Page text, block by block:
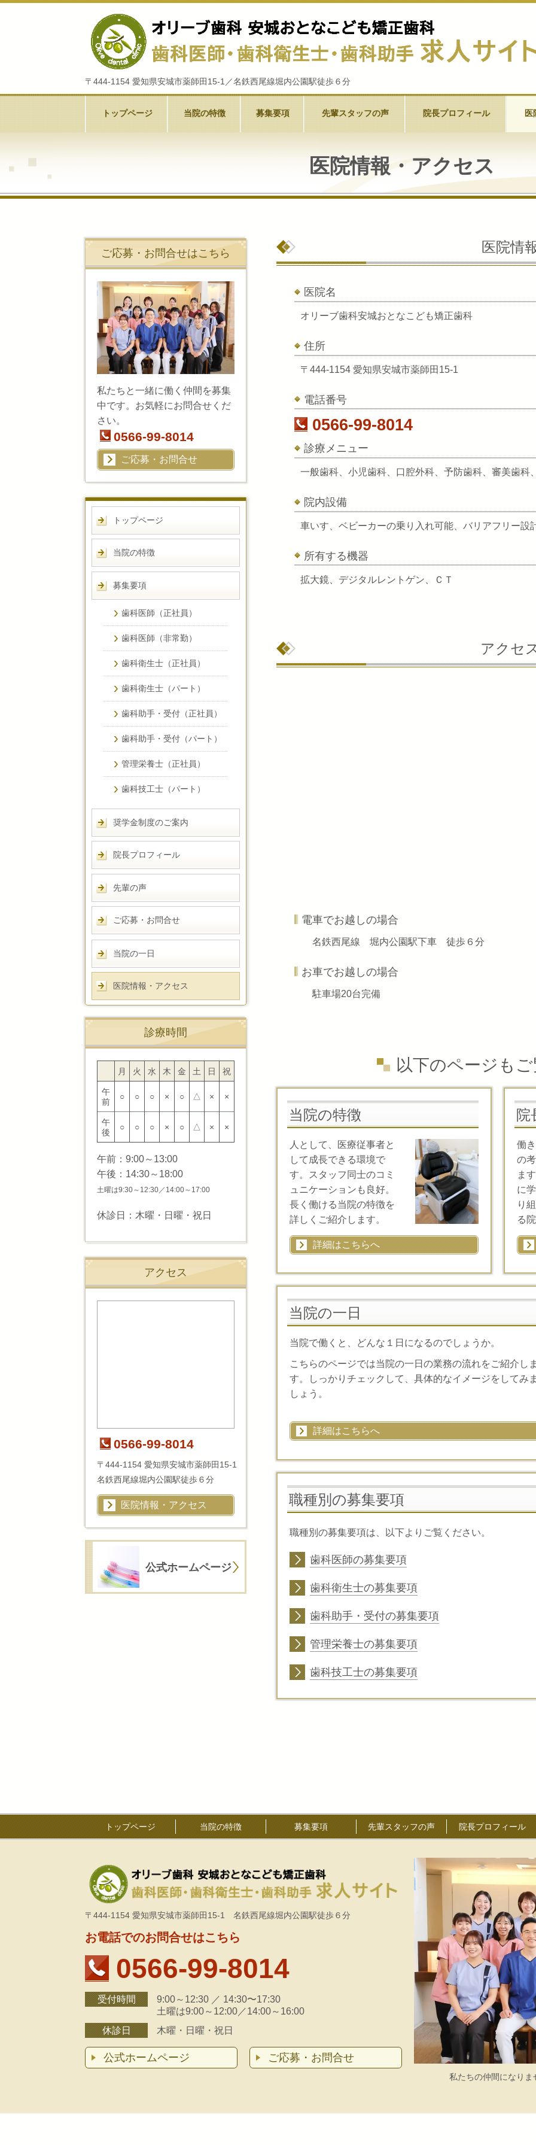
〒444-1154 愛知県安城市薬師田15-1／名鉄西尾線堀内公園駅徒歩６分
トップページ 当院の特徴 募集要項 先輩スタッフの声 院長プロフィール 医
医院情報・アクセス
医院情
医院名
オリーブ歯科安城おとなこども矯正歯科
住所
〒444-1154 愛知県安城市薬師田15-1
電話番号
0566-99-8014
診療メニュー
一般歯科、小児歯科、口腔外科、予防歯科、審美歯科
院内設備
車いす、ベビーカーの乗り入れ可能、バリアフリー設
所有する機器
拡大鏡、デジタルレントゲン、ＣＴ
アクセ
電車でお越しの場合
名鉄西尾線 堀内公園駅下車 徒歩６分
お車でお越しの場合
駐車場20台完備
以下のページも
当院の特徴
人として、医療従事者と
して成長できる環境で
す。スタッフ同士のコミ
ュニケーションも良好。
長く働ける当院の特徴を
詳しくご紹介します。
詳細はこちらへ
院
働
の
ま
に
り
る
当院の一日
当院で働くと、どんな１日になるのでしょうか。
こちらのページでは当院の一日の業務の流れをご紹介し
す。しっかりチェックして、具体的なイメージをしてみ
しょう。
詳細はこちらへ
職種別の募集要項
職種別の募集要項は、以下よりご覧ください。
歯科医師の募集要項
歯科衛生士の募集要項
歯科助手・受付の募集要項
管理栄養士の募集要項
歯科技工士の募集要項
ご応募・お問合せはこちら
私たちと一緒に働く仲間を募集
中です。お気軽にお問合せくだ
さい。
0566-99-8014
ご応募・お問合せ
トップページ
当院の特徴
募集要項
歯科医師（正社員）
歯科医師（非常勤）
歯科衛生士（正社員）
歯科衛生士（パート）
歯科助手・受付（正社員）
歯科助手・受付（パート）
管理栄養士（正社員）
歯科技工士（パート）
奨学金制度のご案内
院長プロフィール
先輩の声
ご応募・お問合せ
当院の一日
医院情報・アクセス
診療時間
月 火 水 木 金 土 日 祝
午
前
○ ○ ○ × ○ △ × ×
午
後
○ ○ ○ × ○ △ × ×
午前：9:00～13:00
午後：14:30～18:00
土曜は9:30～12:30／14:00～17:00
休診日：木曜・日曜・祝日
アクセス
0566-99-8014
〒444-1154 愛知県安城市薬師田15-1
名鉄西尾線堀内公園駅徒歩６分
医院情報・アクセス
公式ホームページ
トップページ 当院の特徴 募集要項 先輩スタッフの声 院長プロフィール
私たちの仲間になり
〒444-1154 愛知県安城市薬師田15-1 名鉄西尾線堀内公園駅徒歩６分
お電話でのお問合せはこちら
0566-99-8014
受付時間
9:00～12:30 ／ 14:30〜17:30
土曜は9:00～12:00／14:00～16:00
休診日
木曜・日曜・祝日
公式ホームページ ご応募・お問合せ